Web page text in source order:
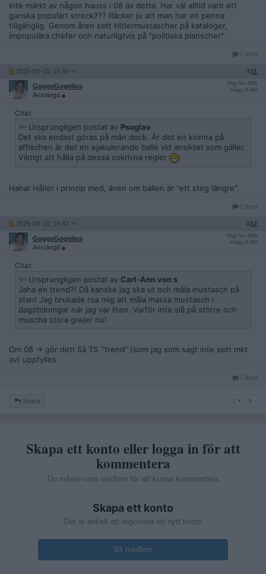
Inte märkt av någon hauss i 08 av detta. Har väl alltid varit ett
ganska populärt streck??? Räcker ju att man har en penna
tillgänglig. Genom åren sett Hitlermustascher på kataloger,
impopulära chefer och naturligtvis på "politiska planscher".
Citera
2025-08-10, 15:40 #11
GoggeGogelius
Avstängd
Reg: Nov 2005
Inlägg: 21 482
Citat:
Ursprungligen postat av Psoglav
Det ska endast göras på män dock. Är det en kvinna på
affischen är det en ejakulerande balle vid ansiktet som gäller.
Viktigt att hålla på dessa oskrivna regler
Haha! Håller i princip med, även om ballen är "ett steg längre".
Citera
2025-08-10, 15:42 #12
GoggeGogelius
Avstängd
Reg: Nov 2005
Inlägg: 21 482
Citat:
Ursprungligen postat av Carl-Ann von s
Jaha en trend?! Då kanske jag ska ut och måla mustasch på
stan! Jag brukade roa mig att måla massa mustasch i
dagstidningar när jag var liten. Varför inte slå på större och
muscha stora grejer nu!
Om 08 -> gör det! Så TS´"trend" (som jag som sagt inte sett mkt
av) uppfylles.
Citera
Svara
Skapa ett konto eller logga in för att
kommentera
Du måste vara medlem för att kunna kommentera
Skapa ett konto
Det är enkelt att registrera ett nytt konto
Bli medlem